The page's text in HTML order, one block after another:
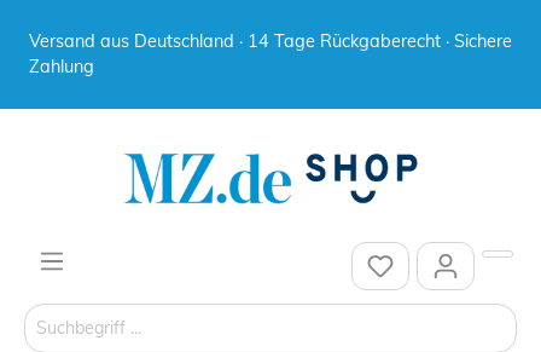
Versand aus Deutschland · 14 Tage Rückgaberecht · Sichere
Zahlung